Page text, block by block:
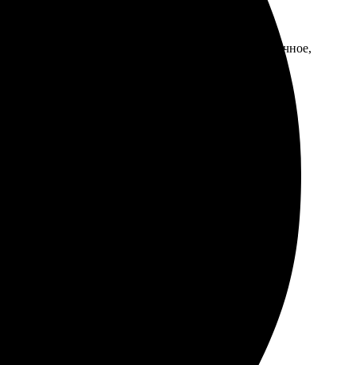
в срок, пришло почти в идеале. Качество отличное,
процесс. Рекомендую!
снова!